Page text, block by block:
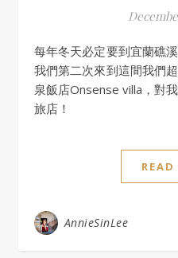
每年冬天必定要到宜蘭礁溪，泡泡溫泉遠離塵囂．這是
我們第二次來到這間我們
泉飯店Onsense villa，對
旅店！
READ
AnnieSinLee